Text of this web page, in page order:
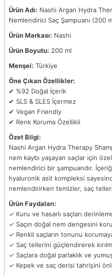
Ürün Adı: Nashi Argan Hydra
Nemlendirici Saç Şampuanı (200
Ürün Markası: Nashi
Ürün Boyutu: 200 ml
Menşei: Türkiye
Öne Çıkan Özellikler:
✔ %92 Doğal İçerik
✔ SLS & SLES İçermez
✔ Vegan Friendly
✔ Renk Koruma Özellikli
Özet Bilgi:
Nashi Argan Hydra Therapy
nem kaybı yaşayan saçlar için
nemlendirici bir şampuandır.
hyaluronik asit kompleksi
nemlendirirken temizler, saç
Ürün Faydaları:
✓ Kuru ve hasarlı saçları
✓ Saçın doğal nem dengesini
✓ Renkli saçların tonunu
✓ Saç tellerini güçlendirerek
✓ Saçlara doğal parlaklık ve
✓ Kepek ve saç derisi tahrişini